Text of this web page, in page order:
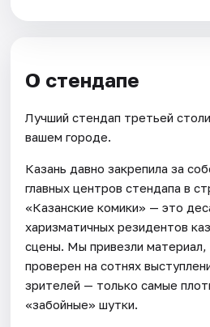
О стендапе
Лучший стендап третьей
вашем городе.
Казань давно закрепила за
главных центров стендапа в
«Казанские комики» — это
харизматичных резидентов
сцены. Мы привезли
проверен на сотнях
зрителей — только самые
«забойные» шутки.